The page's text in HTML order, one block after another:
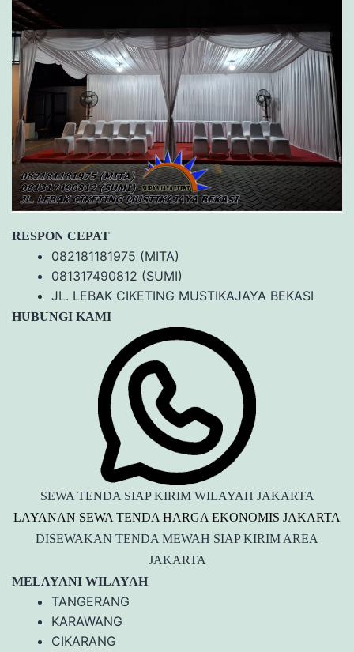
RESPON CEPAT
082181181975 (MITA)
081317490812 (SUMI)
JL. LEBAK CIKETING MUSTIKAJAYA BEKASI
HUBUNGI KAMI
SEWA TENDA SIAP KIRIM WILAYAH JAKARTA
LAYANAN SEWA TENDA HARGA EKONOMIS JAKARTA
DISEWAKAN TENDA MEWAH SIAP KIRIM AREA
JAKARTA
MELAYANI WILAYAH
TANGERANG
KARAWANG
CIKARANG